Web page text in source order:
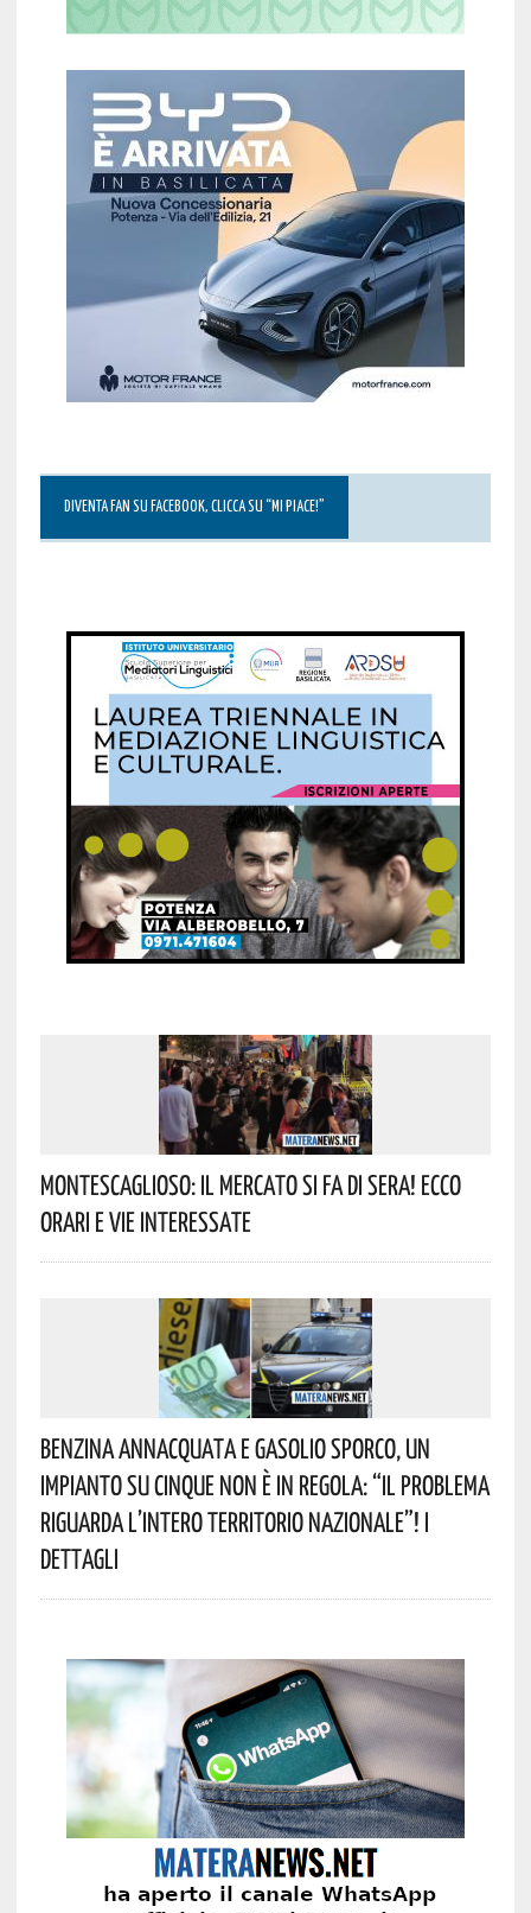
DIVENTA FAN SU FACEBOOK, CLICCA SU “MI PIACE!”
Montescaglioso: Il Mercato Si Fa Di Sera! Ecco
Orari E Vie Interessate
Benzina Annacquata E Gasolio Sporco, Un
Impianto Su Cinque Non È In Regola: “il Problema
Riguarda L’intero Territorio Nazionale”! I
Dettagli